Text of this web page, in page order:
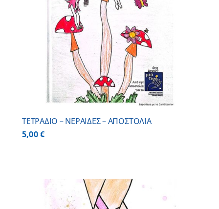
ΤΕΤΡΑΔΙΟ – ΝΕΡΑΙΔΕΣ – ΑΠΟΣΤΟΛΙΑ
5,00€